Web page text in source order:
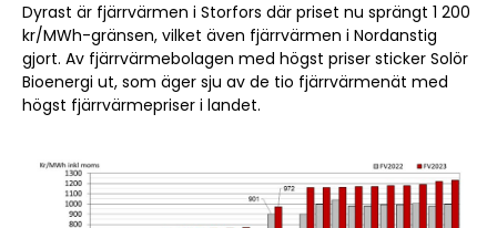
Dyrast är fjärrvärmen i Storfors där priset nu sprängt 1 200
kr/MWh-gränsen, vilket även fjärrvärmen i Nordanstig
gjort. Av fjärrvärmebolagen med högst priser sticker Solör
Bioenergi ut, som äger sju av de tio fjärrvärmenät med
högst fjärrvärmepriser i landet.